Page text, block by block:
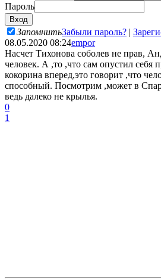
Пароль
ЗапомнитьЗабыли пароль? |
08.05.2020 08:24empor
Насчет Тихонова соболев не прав,
человек. А ,то ,что сам опустил себя
кокорина вперед,это говорит ,что
способный. Посмотрим ,может в
ведь далеко не крылья.
0
1